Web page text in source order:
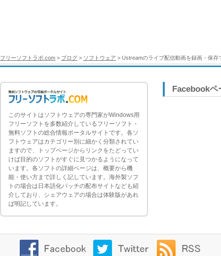
フリーソフトラボ.com > ブログ > ソフトウェア > Ustreamのライブ配信動画を録画・保
このサイトはソフトウェアの専門家がWindows用
フリーソフトを多数紹介しているフリーソフト・
無料ソフトの総合情報ポータルサイトです。各ソ
フトウェアはカテゴリー別に細かく分類されてい
ますので、トップページからリンクをたどってい
けば目的のソフトがすぐに見つかるようになって
います。各ソフトの詳細ページは、概要から機
能・使い方まで詳しく記しています。海外製ソフ
トの場合は日本語化パッチの配布サイトなども紹
介しており、シェアウェアの場合は体験版があれ
ば明記しています。
Facebookペ